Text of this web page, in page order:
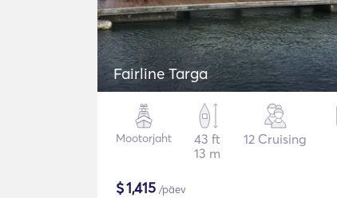
Fairline Targa
Mootorjaht
43 ft
13 m
12 Cruising
$1,415 /päev